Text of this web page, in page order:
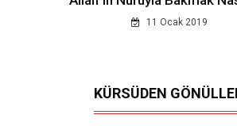
11 Ocak 2019
KÜRSÜDEN